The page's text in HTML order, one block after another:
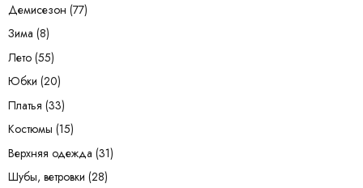
Демисезон (77)
Зима (8)
Лето (55)
Юбки (20)
Платья (33)
Костюмы (15)
Верхняя одежда (31)
Шубы, ветровки (28)